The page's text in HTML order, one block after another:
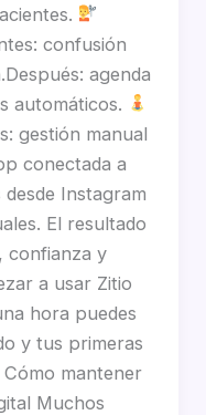
confusión
agenda
automáticos.
gestión manual
conectada a
Instagram
El resultado
confianza y
a usar Zitio
hora puedes
y tus primeras
Cómo mantener
Muchos